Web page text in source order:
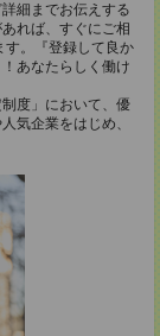
細までお伝えする
れば、すぐにご相
す。『登録して良か
あなたらしく働け
度」において、優
気企業をはじめ、